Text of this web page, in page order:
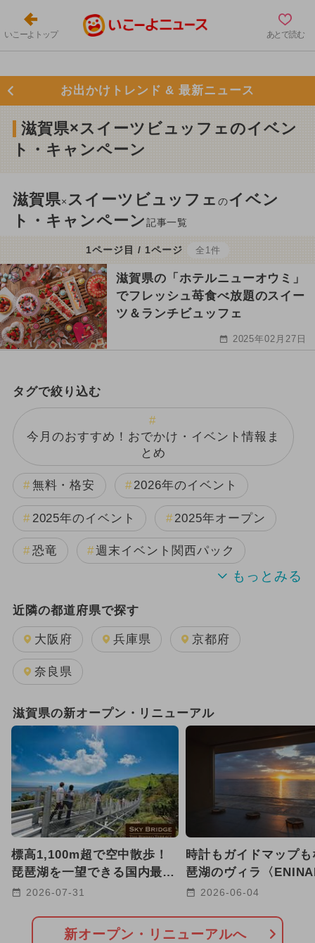
いこーよトップ あとで読む
お出かけトレンド & 最新ニュース
滋賀県×スイーツビュッフェのイベン
ト・キャンペーン
滋賀県×スイーツビュッフェのイベン
ト・キャンペーン記事一覧
1ページ目 / 1ページ 全1件
滋賀県の「ホテルニューオウミ」
でフレッシュ苺食べ放題のスイー
ツ＆ランチビュッフェ
2025年02月27日
タグで絞り込む
今月のおすすめ！おでかけ・イベント情報ま
とめ
無料・格安 2026年のイベント
2025年のイベント 2025年オープン
恐竜 週末イベント関西パック
2024年のイベント
2026年8月のイベント
2025年11月のイベント
GW(ゴールデンウィーク)
2026年1月のイベント
2026年7月のイベント
2026年2月のイベント
2024年7月のイベント
2024年12月のイベント
2025年8月のイベント 日帰り
近隣の都道府県で探す
大阪府 兵庫県 京都府
奈良県
滋賀県の新オープン・リニューアル
標高1,100m超で空中散歩！
琵琶湖を一望できる国内最長
220mの絶景吊り橋が開通
2026-07-31
時計もガイドマップ
琶湖のヴィラ〈
が滋賀・大津市に
2026-06-04
新オープン・リニューアルへ